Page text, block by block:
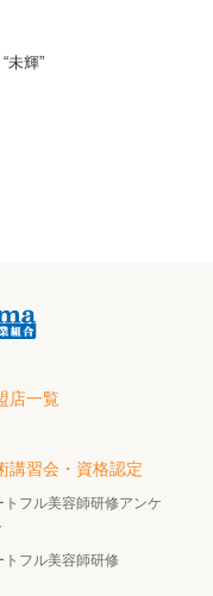
未輝”
店一覧
講習会・資格認定
トフル美容師研修アンケ
トフル美容師研修